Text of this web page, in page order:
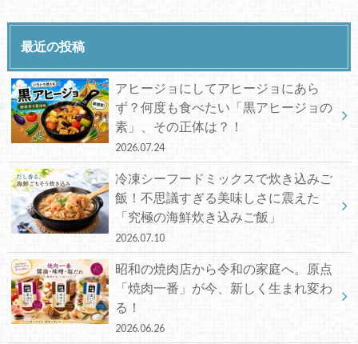
最近の投稿
アヒージョにしてアヒージョにあら
ず？何度も食べたい「黒アヒージョの
素」、その正体は？！
2026.07.24
冷凍シーフードミックスで炊き込みご
飯！不思議すぎる美味しさに震えた
「究極の海鮮炊き込みご飯」
2026.07.10
昭和の焼肉店から令和の家庭へ。原点
「焼肉一番」が今、新しく生まれ変わ
る！
2026.06.26